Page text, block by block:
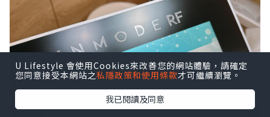
U Lifestyle 會使用Cookies來改善您的網站體驗，請確定
您同意接受本網站之私隱政策和使用條款才可繼續瀏覽。
我已閱讀及同意